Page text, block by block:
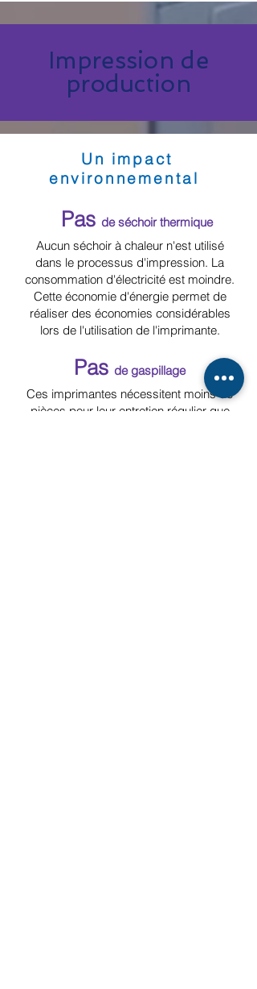
Impression de
production
Un impact
environnemental
Pas de séchoir thermique
Aucun séchoir à chaleur n'est utilisé
dans le processus d'impression. La
consommation d'électricité est moindre.
Cette économie d'énergie permet de
réaliser des économies considérables
lors de l'utilisation de l'imprimante.
Pas de gaspillage
Ces imprimantes nécessitent moins de
pièces pour leur entretien régulier que